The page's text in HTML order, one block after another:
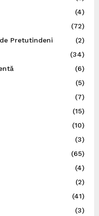
(4)
(72)
Pretutindeni
(2)
(34)
(6)
(5)
(7)
(15)
(10)
(3)
(65)
(4)
(2)
(41)
(3)